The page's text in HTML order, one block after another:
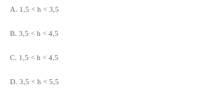
A. 1,5 < h < 3,5
B. 3,5 < h < 4,5
C. 1,5 < h < 4,5
D. 3,5 < h < 5,5